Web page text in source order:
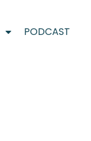
PODCAST